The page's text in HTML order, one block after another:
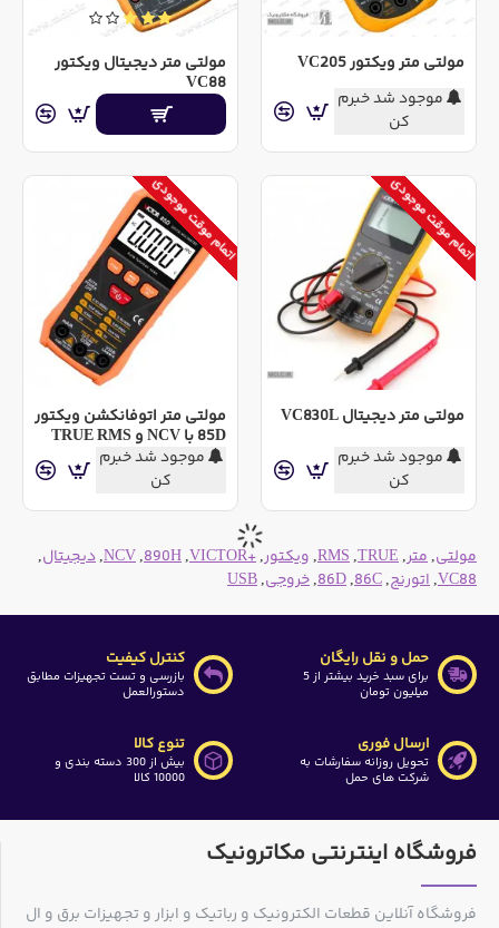
مولتی متر ویکتور VC205
موجود شد خبرم
کن
مولتی متر دیجیتال ویکتور
VC88
اتمام موقت موجودی
مولتی متر دیجیتال VC830L
موجود شد خبرم
کن
اتمام موقت موجودی
مولتی متر اتوفانکشن ویکتور
85D با NCV و TRUE RMS
موجود شد خبرم
کن
مولتی,متر,
TRUE
,
RMS
,ویکتور,
+VICTOR
,
890H
,
NCV
,دیجیتال,
VC88
,اتورنج,
86C
,
86D
,خروجی,
USB
حمل و نقل رایگان
برای سبد خرید بیشتر از 5
میلیون تومان
کنترل کیفیت
بازرسی و تست تجهیزات مطابق
دستورالعمل
ارسال فوری
تحویل روزانه سفارشات به
شرکت های حمل
تنوع کالا
بیش از 300 دسته بندی و
10000 کالا
فروشگاه اینترنتی مکاترونیک
فروشگاه آنلاین قطعات الکترونیک و رباتیک و ابزار و تجهیزات برق و ال